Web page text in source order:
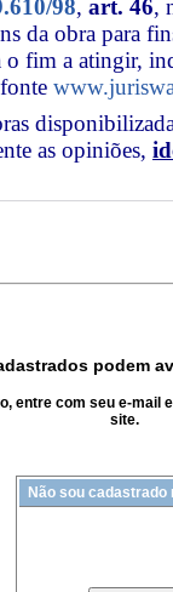
98, art. 46,
da obra para
fim a atingir,
as opiniões,
podem
entre com seu e-mail
site.
Não sou cadastrado